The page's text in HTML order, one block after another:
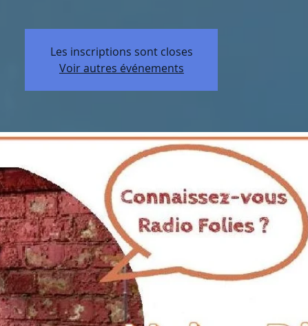
Les inscriptions sont closes
Voir autres événements